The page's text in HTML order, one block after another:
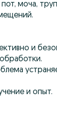
моча,
и
и опыт.